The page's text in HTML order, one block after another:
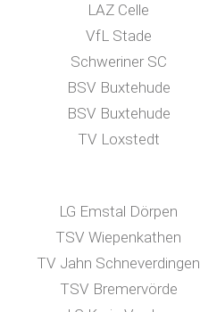
LAZ Celle
VfL Stade
Schweriner SC
BSV Buxtehude
BSV Buxtehude
TV Loxstedt
LG Emstal Dörpen
TSV Wiepenkathen
TV Jahn Schneverdingen
TSV Bremervörde